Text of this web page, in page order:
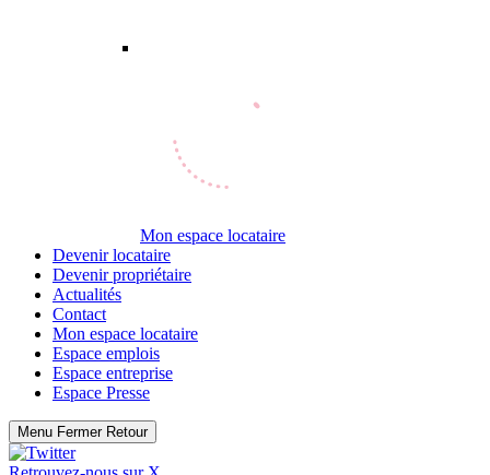
Mon espace locataire
Devenir locataire
Devenir propriétaire
Actualités
Contact
Mon espace locataire
Espace emplois
Espace entreprise
Espace Presse
Menu Fermer Retour